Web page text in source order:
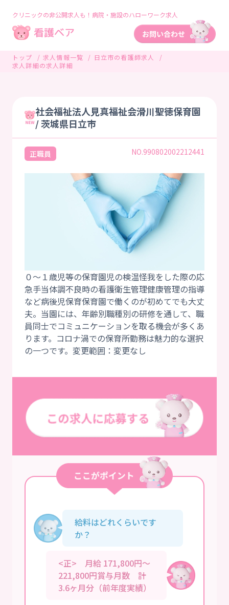
クリニックの非公開求人も！病院・施設のハローワーク求人
トップ 求人情報一覧
日立市の看護師求人
求人詳細の求人詳細
社会福祉法人見真福祉会滑川聖徳保育園
/ 茨城県日立市
正職員 NO.990802002212441
０～１歳児等の保育園児の検温怪我をした際の応
急手当体調不良時の看護衛生管理健康管理の指導
など病後児保育保育園で働くのが初めてでも大丈
夫。当園には、年齢別職種別の研修を通して、職
員同士でコミュニケーションを取る機会が多くあ
ります。コロナ渦での保育所勤務は魅力的な選択
給料はどれくらいです
か？
<正> 月給 171,800円～
221,800円賞与月数 計
3.6ヶ月分（前年度実績）